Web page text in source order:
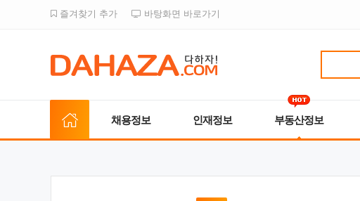
즐겨찾기 추가 바탕화면 바로가기
채용정보 인재정보 부동산정보